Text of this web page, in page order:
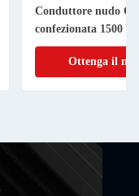
Conduttore nudo
confezionata 1500
Ottenga il